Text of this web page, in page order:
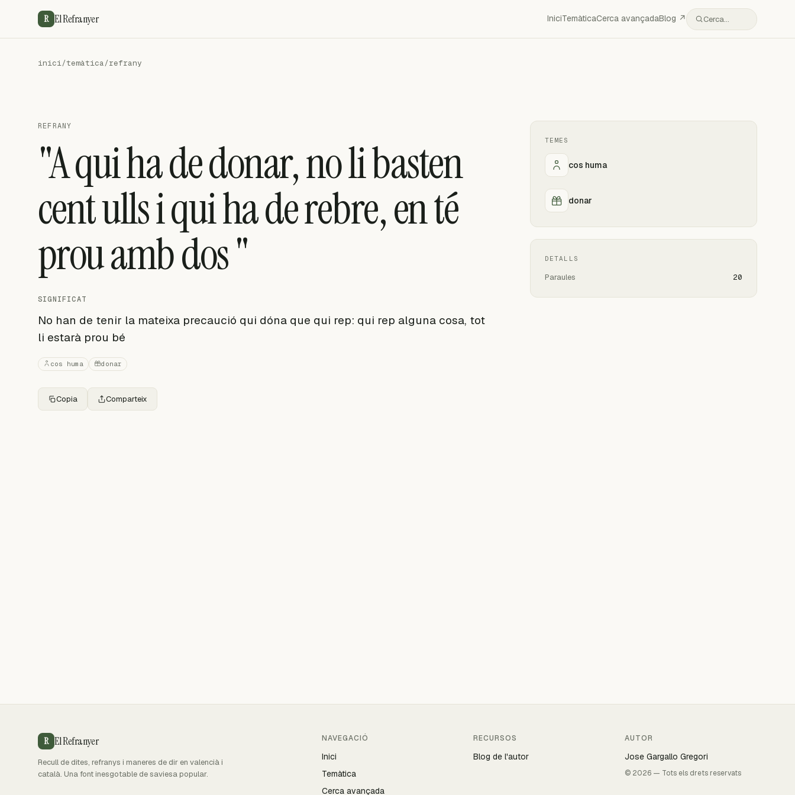
R El Refranyer IniciTemàticaCerca avançadaBlog ↗ Cerca…
inici/temàtica/refrany
REFRANY
"A qui ha de donar, no li basten
cent ulls i qui ha de rebre, en té
prou amb dos "
SIGNIFICAT
No han de tenir la mateixa precaució qui dóna que qui rep: qui rep alguna cosa, tot
li estarà prou bé
cos huma donar
Copia Comparteix
TEMES
cos huma
donar
DETALLS
Paraules 20
R El Refranyer
Recull de dites, refranys i maneres de dir en valencià i
català. Una font inesgotable de saviesa popular.
NAVEGACIÓ
Inici
Temàtica
Cerca avançada
RECURSOS
Blog de l'autor
AUTOR
Jose Gargallo Gregori
© 2026 — Tots els drets reservats